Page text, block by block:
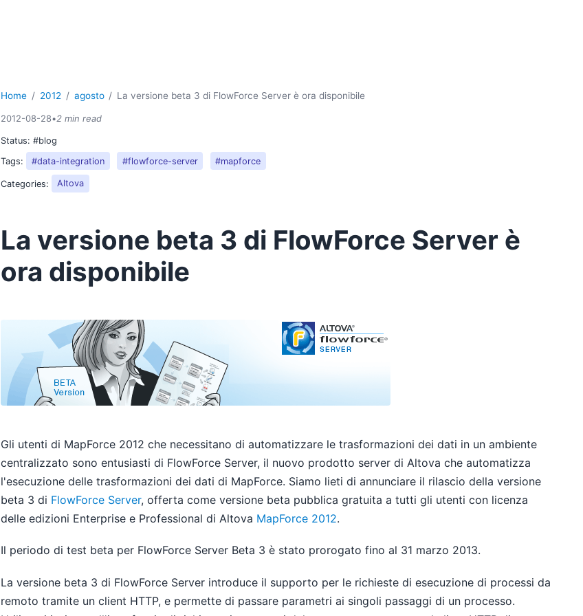
Home 2012 agosto La versione beta 3 di FlowForce Server è ora disponibile
2012-08-28•2 min read
Status:#blog
Tags:
#data-integration #flowforce-server #mapforce
Categories: Altova
La versione beta 3 di FlowForce Server è
ora disponibile
Gli utenti di MapForce 2012 che necessitano di automatizzare le trasformazioni dei dati in un ambiente
centralizzato sono entusiasti di FlowForce Server, il nuovo prodotto server di Altova che automatizza
l'esecuzione delle trasformazioni dei dati di MapForce. Siamo lieti di annunciare il rilascio della versione
beta 3 di FlowForce Server, offerta come versione beta pubblica gratuita a tutti gli utenti con licenza
delle edizioni Enterprise e Professional di Altova MapForce 2012.
Il periodo di test beta per FlowForce Server Beta 3 è stato prorogato fino al 31 marzo 2013.
La versione beta 3 di FlowForce Server introduce il supporto per le richieste di esecuzione di processi da
remoto tramite un client HTTP, e permette di passare parametri ai singoli passaggi di un processo.